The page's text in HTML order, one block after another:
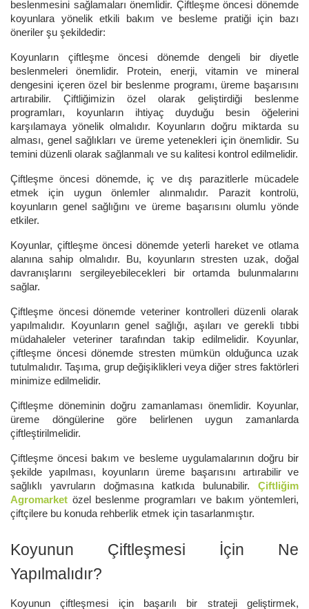
beslenmesini sağlamaları önemlidir. Çiftleşme öncesi dönemde
koyunlara yönelik etkili bakım ve besleme pratiği için bazı
öneriler şu şekildedir:
Koyunların çiftleşme öncesi dönemde dengeli bir diyetle
beslenmeleri önemlidir. Protein, enerji, vitamin ve mineral
dengesini içeren özel bir beslenme programı, üreme başarısını
artırabilir. Çiftliğimizin özel olarak geliştirdiği beslenme
programları, koyunların ihtiyaç duyduğu besin öğelerini
karşılamaya yönelik olmalıdır. Koyunların doğru miktarda su
alması, genel sağlıkları ve üreme yetenekleri için önemlidir. Su
temini düzenli olarak sağlanmalı ve su kalitesi kontrol edilmelidir.
Çiftleşme öncesi dönemde, iç ve dış parazitlerle mücadele
etmek için uygun önlemler alınmalıdır. Parazit kontrolü,
koyunların genel sağlığını ve üreme başarısını olumlu yönde
etkiler.
Koyunlar, çiftleşme öncesi dönemde yeterli hareket ve otlama
alanına sahip olmalıdır. Bu, koyunların stresten uzak, doğal
davranışlarını sergileyebilecekleri bir ortamda bulunmalarını
sağlar.
Çiftleşme öncesi dönemde veteriner kontrolleri düzenli olarak
yapılmalıdır. Koyunların genel sağlığı, aşıları ve gerekli tıbbi
müdahaleler veteriner tarafından takip edilmelidir. Koyunlar,
çiftleşme öncesi dönemde stresten mümkün olduğunca uzak
tutulmalıdır. Taşıma, grup değişiklikleri veya diğer stres faktörleri
minimize edilmelidir.
Çiftleşme döneminin doğru zamanlaması önemlidir. Koyunlar,
üreme döngülerine göre belirlenen uygun zamanlarda
çiftleştirilmelidir.
Çiftleşme öncesi bakım ve besleme uygulamalarının doğru bir
şekilde yapılması, koyunların üreme başarısını artırabilir ve
sağlıklı yavruların doğmasına katkıda bulunabilir. Çiftliğim
Agromarket özel beslenme programları ve bakım yöntemleri,
çiftçilere bu konuda rehberlik etmek için tasarlanmıştır.
Koyunun Çiftleşmesi İçin Ne
Yapılmalıdır?
Koyunun çiftleşmesi için başarılı bir strateji geliştirmek,